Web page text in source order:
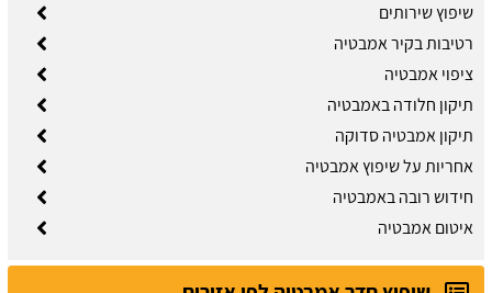
שיפוץ שירותים
רטיבות בקיר אמבטיה
ציפוי אמבטיה
תיקון חלודה באמבטיה
תיקון אמבטיה סדוקה
אחריות על שיפוץ אמבטיה
חידוש רובה באמבטיה
איטום אמבטיה